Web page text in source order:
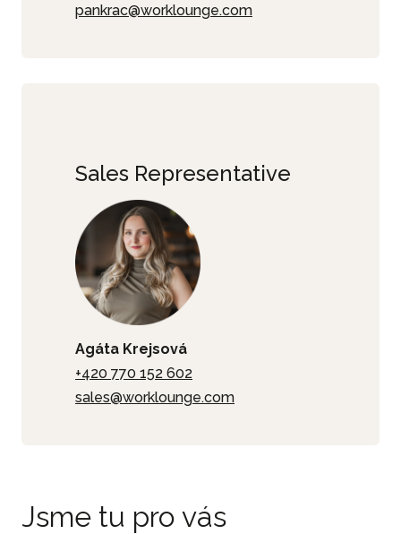
pankrac@worklounge.com
Sales Representative
Agáta Krejsová
+420 770 152 602
sales@worklounge.com
Jsme tu pro vás